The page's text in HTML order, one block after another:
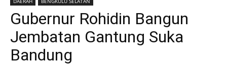
Gubernur Rohidin Bangun
Jembatan Gantung Suka
Bandung